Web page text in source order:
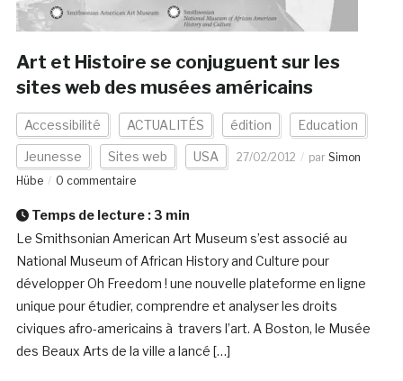
Art et Histoire se conjuguent sur les
sites web des musées américains
Accessibilité ACTUALITÉS édition Education
Jeunesse Sites web USA 27/02/2012 par Simon
Hübe
0 commentaire
Temps de lecture : 3 min
Le Smithsonian American Art Museum s’est associé au
National Museum of African History and Culture pour
développer Oh Freedom ! une nouvelle plateforme en ligne
unique pour étudier, comprendre et analyser les droits
civiques afro-americains à travers l’art. A Boston, le Musée
des Beaux Arts de la ville a lancé […]